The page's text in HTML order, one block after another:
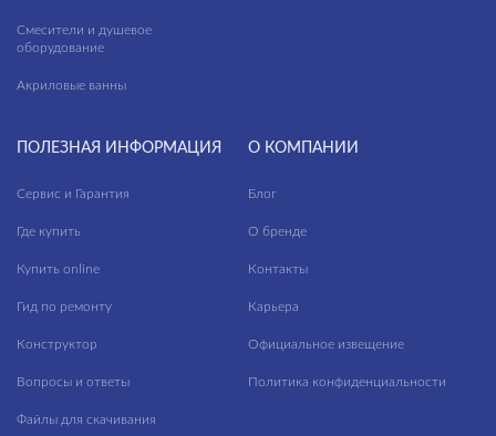
Смесители и душевое
оборудование
Акриловые ванны
ПОЛЕЗНАЯ ИНФОРМАЦИЯ
Сервис и Гарантия
Где купить
Купить online
Гид по ремонту
Конструктор
Вопросы и ответы
Файлы для скачивания
О КОМПАНИИ
Блог
О бренде
Контакты
Карьера
Официальное извещение
Политика конфиденциальности